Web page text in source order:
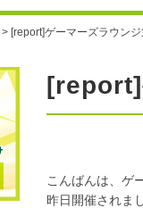
> [report]ゲーマーズラウン
[report]
こんばんは、ゲ
昨日開催されま